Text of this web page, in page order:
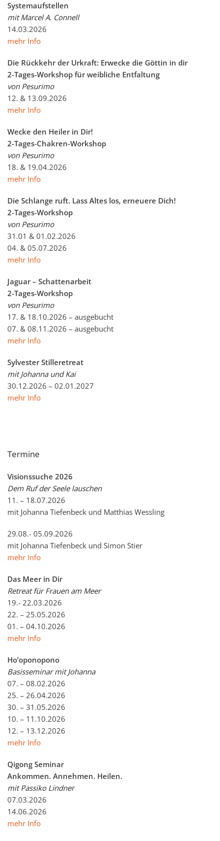
Systemaufstellen
mit Marcel A. Connell
14.03.2026
mehr Info
Die Rückkehr der Urkraft: Erwecke die Göttin in dir
2-Tages-Workshop für weibliche Entfaltung
von Pesurimo
12. & 13.09.2026
mehr Info
Wecke den Heiler in Dir!
2-Tages-Chakren-Workshop
von Pesurimo
18. & 19.04.2026
mehr Info
Die Schlange ruft. Lass Altes los, erneuere Dich!
2-Tages-Workshop
von Pesurimo
31.01 & 01.02.2026
04. & 05.07.2026
mehr Info
Jaguar – Schattenarbeit
2-Tages-Workshop
von Pesurimo
17. & 18.10.2026 – ausgebucht
07. & 08.11.2026 – ausgebucht
mehr Info
Sylvester Stilleretreat
mit Johanna und Kai
30.12.2026 – 02.01.2027
mehr Info
Termine
Visionssuche 2026
Dem Ruf der Seele lauschen
11. – 18.07.2026
mit Johanna Tiefenbeck und Matthias Wessling
29.08.- 05.09.2026
mit Johanna Tiefenbeck und Simon Stier
mehr Info
Das Meer in Dir
Retreat für Frauen am Meer
19.- 22.03.2026
22. – 25.05.2026
01. – 04.10.2026
mehr Info
Ho’oponopono
Basisseminar mit Johanna
07. – 08.02.2026
25. – 26.04.2026
30. – 31.05.2026
10. – 11.10.2026
12. – 13.12.2026
mehr Info
Qigong Seminar
Ankommen. Annehmen. Heilen.
mit Passiko Lindner
07.03.2026
14.06.2026
mehr Info